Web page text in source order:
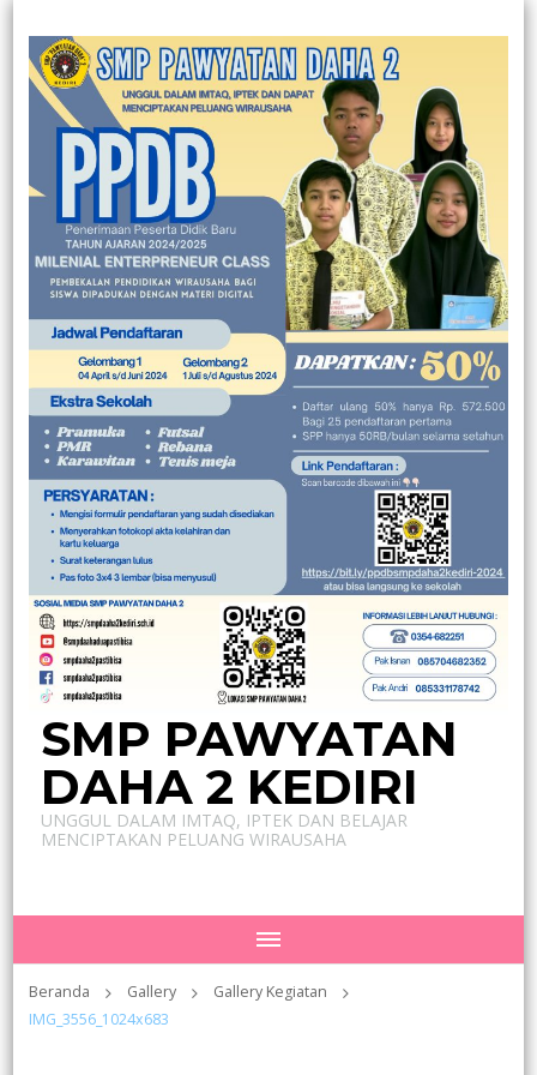
SMP PAWYATAN
DAHA 2 KEDIRI
UNGGUL DALAM IMTAQ, IPTEK DAN BELAJAR
MENCIPTAKAN PELUANG WIRAUSAHA
Beranda Gallery
Gallery Kegiatan
IMG_3556_1024x683